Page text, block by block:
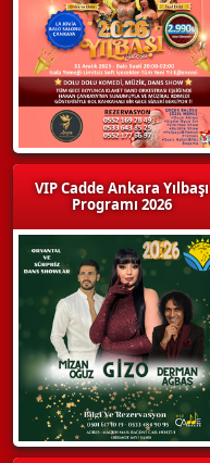
VIP Cadde Ankara Yılbaşı
Programı 2026